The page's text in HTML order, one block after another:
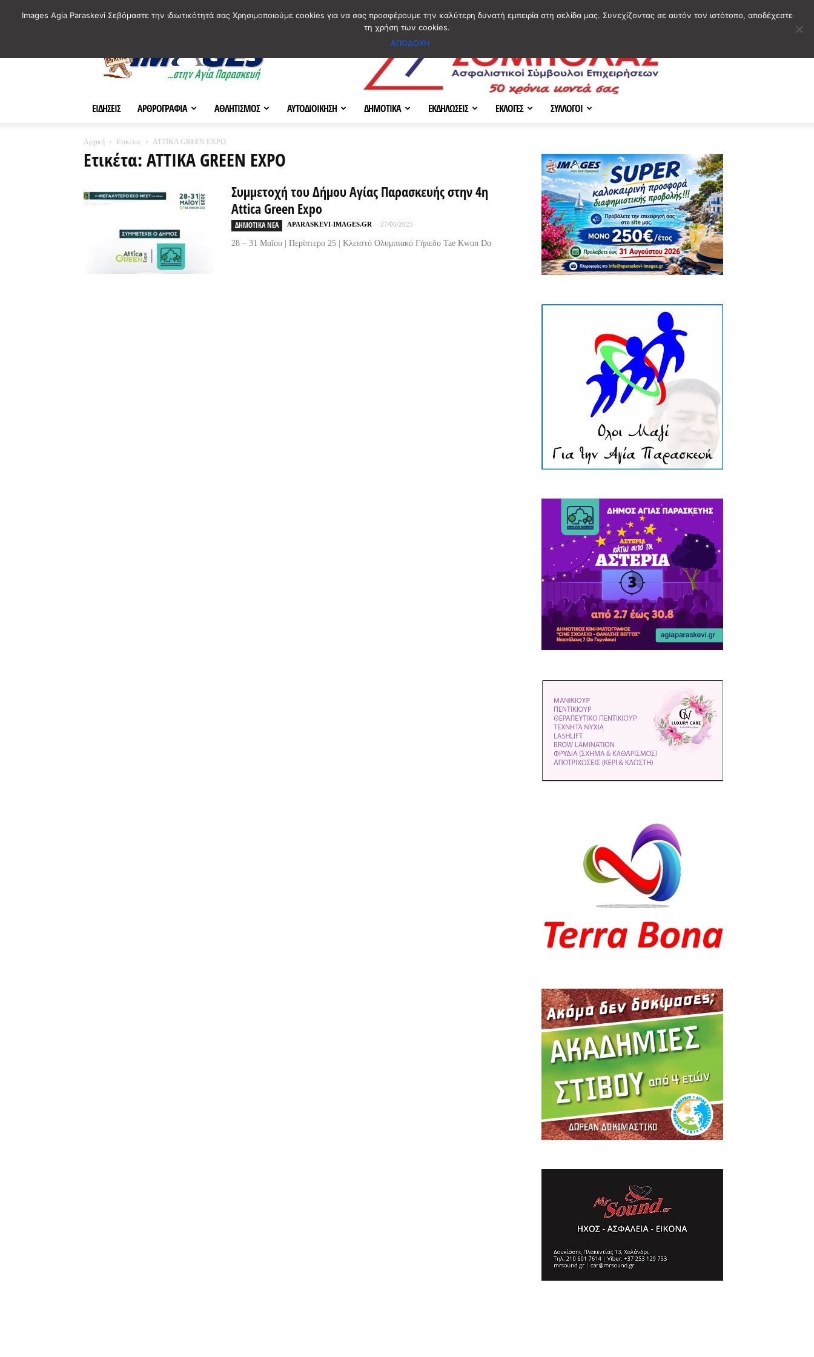
ΕΙΔΗΣΕΙΣ ΑΡΘΡΟΓΡΑΦΙΑ ΑΘΛΗΤΙΣΜΟΣ ΑΥΤΟΔΙΟΙΚΗΣΗ ΔΗΜΟΤΙΚΑ ΕΚΔΗΛΩΣΕΙΣ ΕΚΛΟΓΕΣ ΣΥΛΛΟΓΟΙ
Αρχική Ετικέτες ATTIKA GREEN EXPO
Ετικέτα: ATTIKA GREEN EXPO
Συμμετοχή του Δήμου Αγίας Παρασκευής στην 4η
Attica Green Expo
ΔΗΜΟΤΙΚΑ ΝΕΑ APARASKEVI-IMAGES.GR - 27/05/2025
28 – 31 Μαΐου | Περίπτερο 25 | Κλειστό Ολυμπιακό Γήπεδο Tae Kwon Do
Images Agia Paraskevi Σεβόμαστε την ιδιωτικότητά σας Χρησιμοποιούμε cookies για να σας προσφέρουμε την καλύτερη δυνατή εμπειρία στη σελίδα μας. Συνεχίζοντας σε αυτόν τον ιστότοπο, αποδέχεστε
τη χρήση των cookies.
ΑΠΟΔΟΧΗ